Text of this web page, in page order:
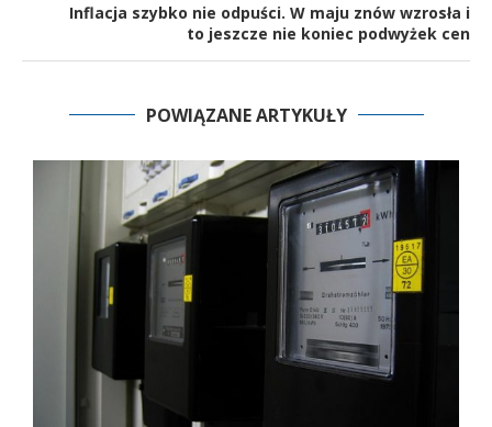
Inflacja szybko nie odpuści. W maju znów wzrosła i
to jeszcze nie koniec podwyżek cen
POWIĄZANE ARTYKUŁY